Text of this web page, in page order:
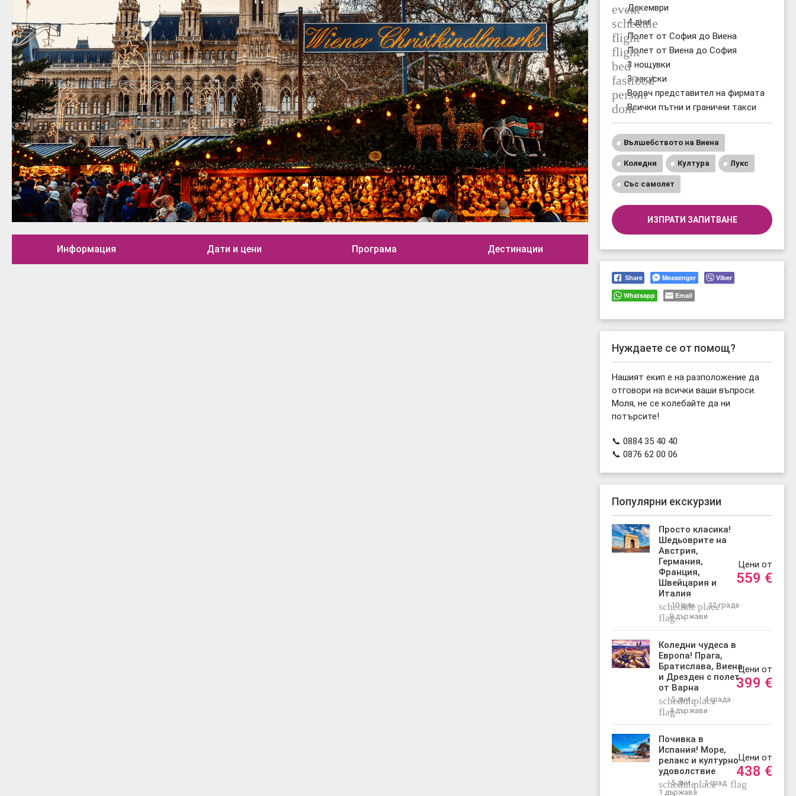
Информация Дати и цени Програма Дестинации
event
Декември
schedule
4 дни
flightПолет от София до Виена
flightПолет от Виена до София
bed3 нощувки
fastfood
3 закуски
person
Водач представител на фирмата
doneВсички пътни и гранични такси
Вълшебството на Виена
Коледни Култура Лукс
Със самолет
ИЗПРАТИ ЗАПИТВАНЕ
Share Messenger
Viber
Whatsapp
Email
Нуждаете се от помощ?
Нашият екип е на разположение да
отговори на всички ваши въпроси.
Моля, не се колебайте да ни
потърсите!
📞 0884 35 40 40
📞 0876 62 00 06
Популярни екскурзии
Просто класика!
Шедьоврите на
Австрия,
Германия,
Франция,
Швейцария и
Италия
schedule
10 дни ·place12 града ·
flag8 държави
Цени от
559 €
Коледни чудеса в
Европа! Прага,
Братислава, Виена
и Дрезден с полет
от Варна
schedule
5 дни ·place4 града ·
flag4 държави
Цени от
399 €
Почивка в
Испания! Море,
релакс и културно
удоволствие
schedule
5 дни ·place1 град ·flag
1 държава
Цени от
438 €